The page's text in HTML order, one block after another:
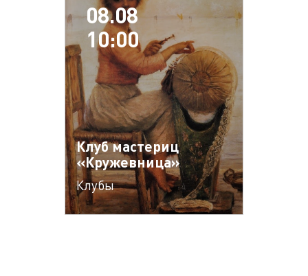
08.08
10:00
Клуб мастериц
«Кружевница»
Клубы